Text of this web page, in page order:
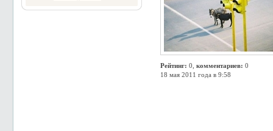
Рейтинг: 0, комментариев: 0
18 мая 2011 года в 9:58